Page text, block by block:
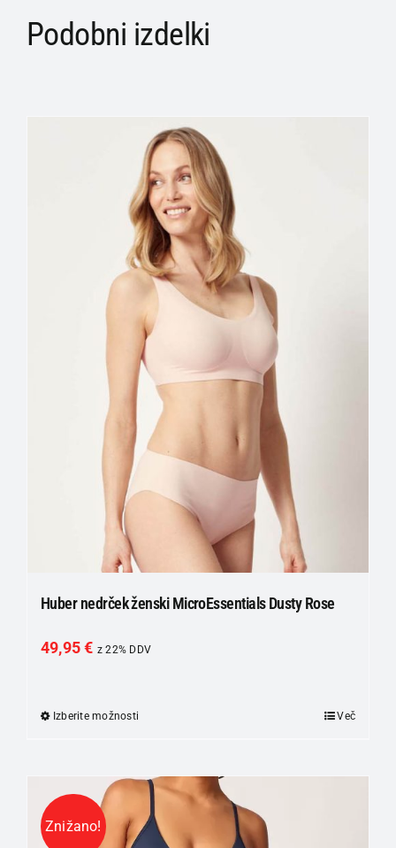
Podobni izdelki
Huber nedrček ženski MicroEssentials Dusty Rose
49,95€ z 22% DDV
Izberite možnosti
več
različic.
Možnosti
Več
Znižano!